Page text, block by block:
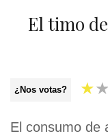
El timo
¿Nos votas? ★★
El consumo de